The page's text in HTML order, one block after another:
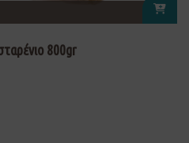
800gr